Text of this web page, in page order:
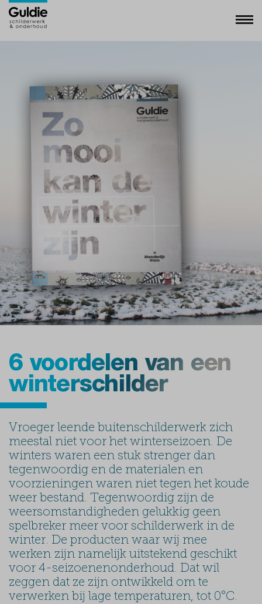
6 voordelen van een
winterschilder
Vroeger leende buitenschilderwerk zich
meestal niet voor het winterseizoen. De
winters waren een stuk strenger dan
tegenwoordig en de materialen en
voorzieningen waren niet tegen het koude
weer bestand. Tegenwoordig zijn de
weersomstandigheden gelukkig geen
spelbreker meer voor schilderwerk in de
winter. De producten waar wij mee
werken zijn namelijk uitstekend geschikt
voor 4-seizoenenonderhoud. Dat wil
zeggen dat ze zijn ontwikkeld om te
verwerken bij lage temperaturen, tot 0°C.